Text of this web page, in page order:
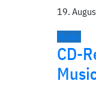
19.
Media
CD-